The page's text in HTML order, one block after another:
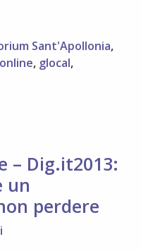
Sant'Apollonia,
, glocal,
– Dig.it2013:
un
perdere